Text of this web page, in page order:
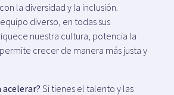
la diversidad y la inclusión.
diverso, en todas sus
nuestra cultura, potencia la
crecer de manera más justa y
acelerar? Si tienes el talento y las